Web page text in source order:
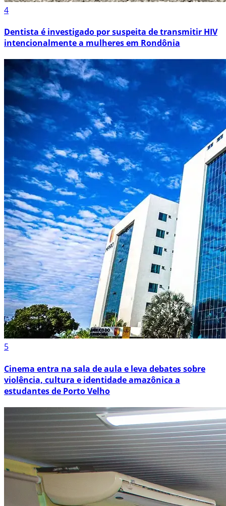
4
Dentista é investigado por suspeita de transmitir HIV
intencionalmente a mulheres em Rondônia
5
Cinema entra na sala de aula e leva debates sobre
violência, cultura e identidade amazônica a
estudantes de Porto Velho